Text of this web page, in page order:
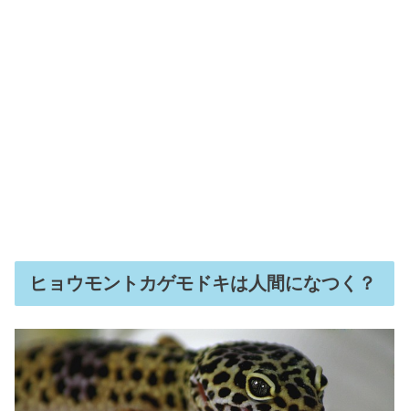
ヒョウモントカゲモドキは人間になつく？